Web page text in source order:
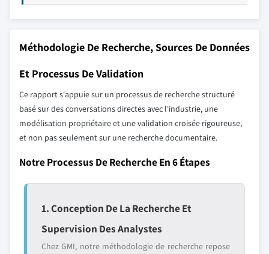
Méthodologie De Recherche, Sources De Données
Et Processus De Validation
Ce rapport s'appuie sur un processus de recherche structuré
basé sur des conversations directes avec l'industrie, une
modélisation propriétaire et une validation croisée rigoureuse,
et non pas seulement sur une recherche documentaire.
Notre Processus De Recherche En 6 Étapes
1. Conception De La Recherche Et
Supervision Des Analystes
Chez GMI, notre méthodologie de recherche repose